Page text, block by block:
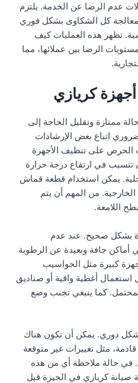
عدم الرضا عن الخدمة. يلتزم
كل الشكاوى بشكل فوري
تظهر هذه العمليات كيف
الرضا بين عملائها، مما
كريازي
ممتازة وتقليل الحاجة إلى
اتباع بعض الإرشادات
الحرص على تنظيف الأجهزة
تتسبب في ارتفاع درجة حرارة
يمكن استخدام قطعة قماش
من المهم أن يتم
اللامعة.
بشكل صحيح. عند عدم
أماكن جافة وبعيدة عن الرطوبة
كبيرة مثل الحواسيب
استعمال أغطية واقية أو صناديق
كما ينبغي تجنب وضع
بشكل دوري. يمكن أن تكون هناك
مثل تغييرات غير متوقعة
في حالة ملاحظة أي من هذه
صيانة كريازي في الجيزة قبل